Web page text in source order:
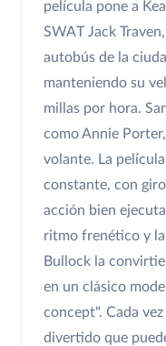
película pone a
SWAT Jack
autobús de la
manteniendo su
millas por hora.
como Annie
volante. La
constante, con
acción bien
ritmo frenético y la
Bullock la
en un clásico
concept". Cada
divertido que